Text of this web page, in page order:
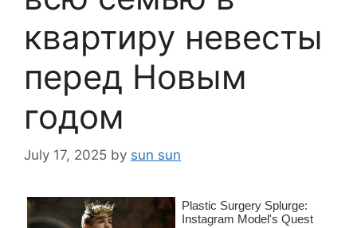
квартиру невесты
перед Новым
годом
July 17, 2025 by sun sun